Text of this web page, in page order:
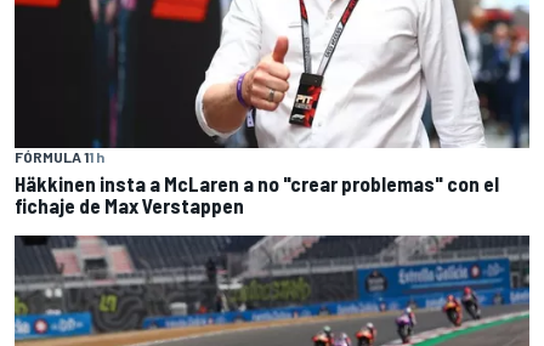
FÓRMULA 11 h
Häkkinen insta a McLaren a no "crear problemas" con el
fichaje de Max Verstappen